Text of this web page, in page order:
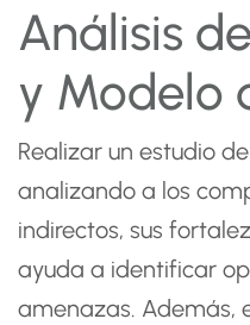
Análisis
y Modelo
Realizar un estudio
analizando a los
indirectos, sus
ayuda a identificar
amenazas. Además,